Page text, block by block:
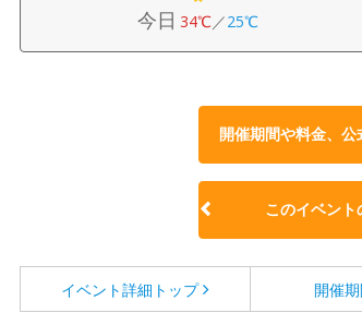
今日 34℃／25℃
開催期間や料金、公
このイベント
イベント詳細 トップ 開催